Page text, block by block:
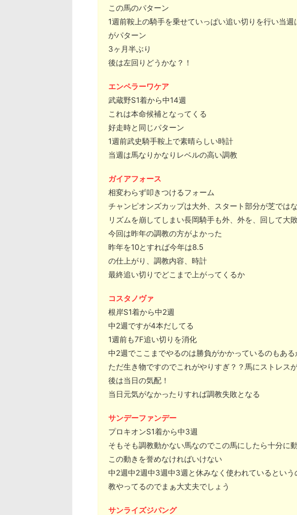
この馬のパターン
1週前鞍上の騎手を乗せていっぱい追い切りを行い当
がパターン
3ヶ月半ぶり
後は左回りどうかな？！
エンペラーワケア
武蔵野S1着から中14週
これは本命候補となってくる
好走時と同じパターン
1週前武史騎手鞍上で素晴らしい時計
当週は馬なりかなりレベルの高い調教
ガイアフォース
相変わらず叩きつけるフォーム
チャンピオンズカップは大外、スタート部分が芝では
リズムを崩してしまい長岡騎手も外、外を、回して大
今回は昨年の調教の方がよかった
昨年を10とすれば今年は8.5
の仕上がり、調教内容、時計
最終追い切りでどこまで上がってくるか
コスタノヴァ
根岸S1着から中2週
中2週ですが4本だしてる
1週前も7F追い切りを消化
中2週でここまでやるのは勝負がかかっているのもあ
ただ生き物ですのでこれがやりすぎ？？馬にストレス
後は当日の気配！
当日元気がなかったりすれば調教失敗となる
サンデーファンデー
プロキオンS1着から中3週
そもそも調教動かない馬なのでこの馬にしたら十分に
この動きを誉めなければいけない
中2週中2週中3週中3週と休みなく使われているとい
教やってるのでまぁ大丈夫でしょう
サンライズジパング